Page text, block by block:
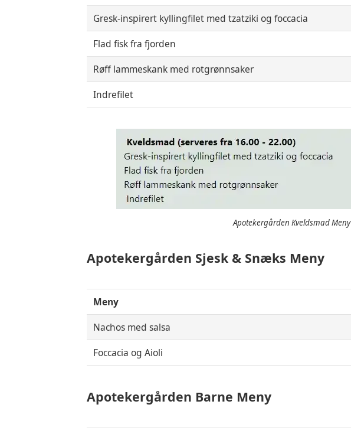
Gresk-inspirert kyllingfilet med tzatziki og foccacia
Flad fisk fra fjorden
Røff lammeskank med rotgrønnsaker
Indrefilet
Apotekergården Kveldsmad Meny
Apotekergården Sjesk & Snæks Meny
Meny
Nachos med salsa
Foccacia og Aioli
Apotekergården Barne Meny